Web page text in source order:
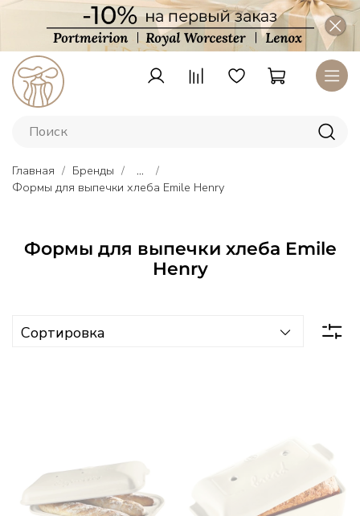
Главная Бренды
...
Формы для выпечки хлеба Emile Henry
Формы для выпечки хлеба Emile
Henry
Lenox
историей